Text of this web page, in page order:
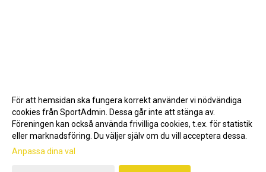
Gå till Webbversion
För att hemsidan ska fungera korrekt använder vi nödvändiga
cookies från SportAdmin. Dessa går inte att stänga av.
Föreningen kan också använda frivilliga cookies, t.ex. för statistik
eller marknadsföring. Du väljer själv om du vill acceptera dessa.
Anpassa dina val